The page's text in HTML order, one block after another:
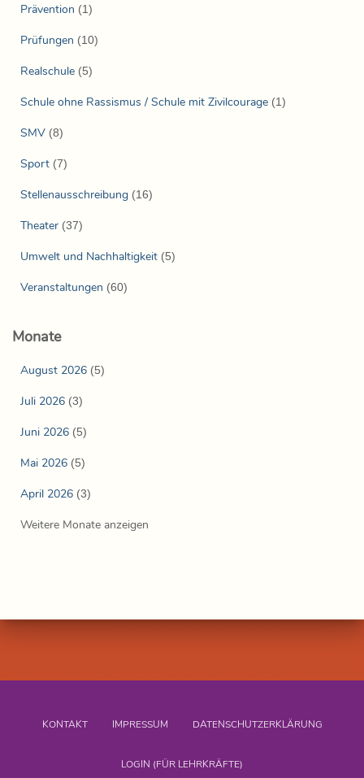
Prävention (1)
Prüfungen (10)
Realschule (5)
Schule ohne Rassismus / Schule mit Zivilcourage (1)
SMV (8)
Sport (7)
Stellenausschreibung (16)
Theater (37)
Umwelt und Nachhaltigkeit (5)
Veranstaltungen (60)
Monate
August 2026 (5)
Juli 2026 (3)
Juni 2026 (5)
Mai 2026 (5)
April 2026 (3)
Weitere Monate anzeigen
KONTAKT IMPRESSUM DATENSCHUTZERKLÄRUNG
LOGIN (FÜR LEHRKRÄFTE)